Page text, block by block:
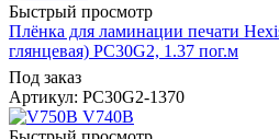
Быстрый просмотр
Плёнка для ламинации печати
глянцевая) PC30G2, 1.37 пог.м
Под заказ
Артикул: PC30G2-1370